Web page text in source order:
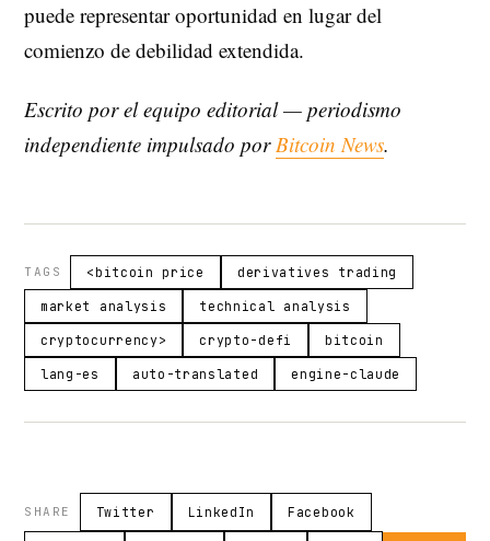
puede representar oportunidad en lugar del
comienzo de debilidad extendida.
Escrito por el equipo editorial — periodismo
independiente impulsado porBitcoin News.
TAGS <bitcoin price derivatives trading
market analysis technical analysis
cryptocurrency> crypto-defi bitcoin
lang-es auto-translated engine-claude
SHARE Twitter LinkedIn Facebook